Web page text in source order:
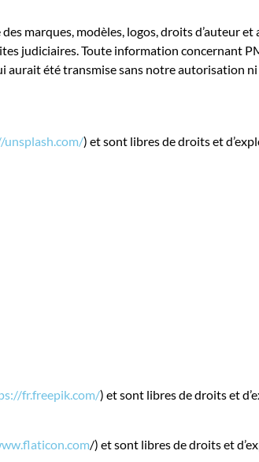
marques, modèles, logos, droits d’auteur
judiciaires. Toute information concernant
été transmise sans notre autorisation
) et sont libres de droits et
fr.freepik.com/) et sont libres de droits et
/) et sont libres de droits et